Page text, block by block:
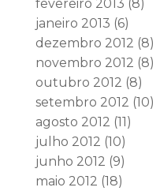
fevereiro 2013 (8)
janeiro 2013 (6)
dezembro 2012 (8)
novembro 2012 (8)
outubro 2012 (8)
setembro 2012 (10)
agosto 2012 (11)
julho 2012 (10)
junho 2012 (9)
maio 2012 (18)